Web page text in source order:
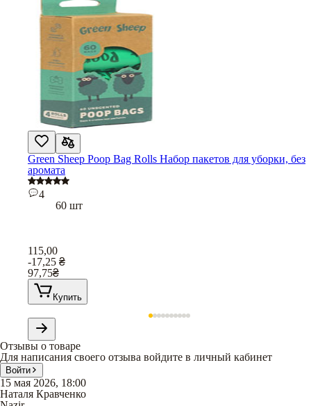
Green Sheep Poop Bag Rolls Набор пакетов для уборки, без
аромата
4
60 шт
115,00
-17,25 ₴
97,75₴
Купить
Отзывы о товаре
Для написания своего отзыва войдите в личный кабинет
Войти
15 мая 2026, 18:00
Наталя Кравченко